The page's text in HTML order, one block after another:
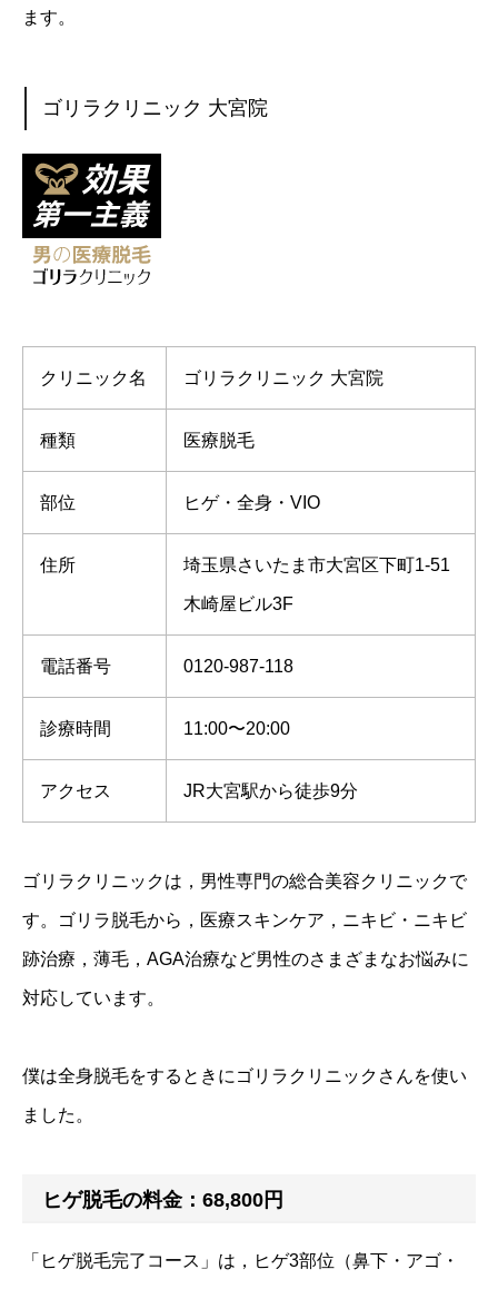
ます。
ゴリラクリニック 大宮院
クリニック名 ゴリラクリニック 大宮院
種類 医療脱毛
部位 ヒゲ・全身・VIO
住所 埼玉県さいたま市大宮区下町1-51
木崎屋ビル3F
電話番号 0120-987-118
診療時間 11:00〜20:00
アクセス JR大宮駅から徒歩9分
ゴリラクリニックは，男性専門の総合美容クリニックで
す。ゴリラ脱毛から，医療スキンケア，ニキビ・ニキビ
跡治療，薄毛，AGA治療など男性のさまざまなお悩みに
対応しています。
僕は全身脱毛をするときにゴリラクリニックさんを使い
ました。
ヒゲ脱毛の料金：68,800円
「ヒゲ脱毛完了コース」は，ヒゲ3部位（鼻下・アゴ・